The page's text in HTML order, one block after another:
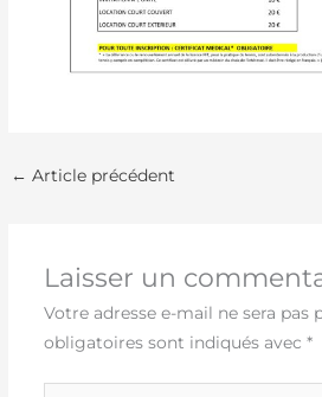
← Article précédent
Laisser un
Votre adresse e-mail ne sera pas
obligatoires sont indiqués avec *